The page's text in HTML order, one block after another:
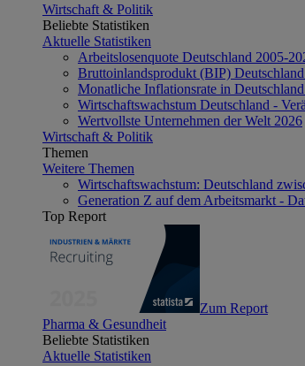
Wirtschaft & Politik
Beliebte Statistiken
Aktuelle Statistiken
Arbeitslosenquote Deutschland 2005-
Bruttoinlandsprodukt (BIP)
Monatliche Inflationsrate in
Wirtschaftswachstum Deutschland -
Wertvollste Unternehmen der Welt 2026
Wirtschaft & Politik
Themen
Weitere Themen
Wirtschaftswachstum: Deutschland
Generation Z auf dem Arbeitsmarkt -
Top Report
Zum Report
Pharma & Gesundheit
Beliebte Statistiken
Aktuelle Statistiken